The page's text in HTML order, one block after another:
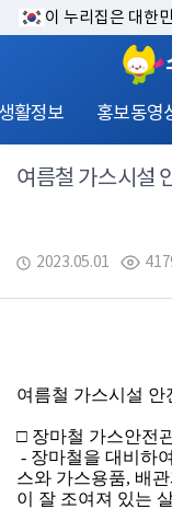
이 누리집은 대한
활정보 홍보동영
여름철 가스시설
2023.05.01
여름철 가스시설
□ 장마철 가스안전
- 장마철을 대비하
스와 가스용품, 배
이 잘 조여져 있는